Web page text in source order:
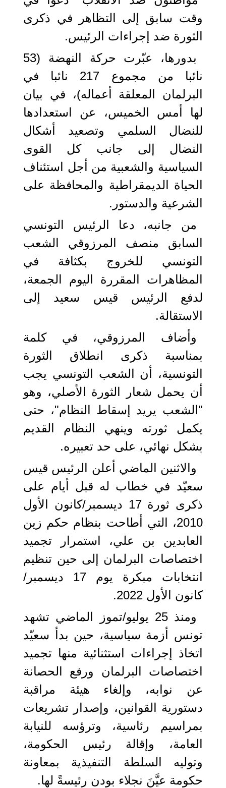
وقت سابق إلى التظاهر في ذكرى
الثورة ضد إجراءات الرئيس.
بدورها، عبّرت حركة النهضة (53
نائبا من مجموع 217 نائبا في
البرلمان المعلقة أعماله)، في بيان
لها أمس الخميس، عن استعدادها
للنضال السلمي وتصعيد أشكال
النضال إلى جانب كل القوى
السياسية والشعبية من أجل استئناف
الحياة الديمقراطية والمحافظة على
الشرعية والدستور.
من جانبه، دعا الرئيس التونسي
السابق منصف المرزوقي الشعب
التونسي للخروج بكثافة في
المظاهرات المقررة اليوم الجمعة،
لدفع الرئيس قيس سعيد إلى
الاستقالة.
وأضاف المرزوقي، في كلمة
بمناسبة ذكرى انطلاق الثورة
التونسية، أن الشعب التونسي يجب
أن يحمل شعار الثورة الأصلي، وهو
"الشعب يريد إسقاط النظام"، حتى
يكمل ثورته وينهي النظام القديم
بشكل نهائي، على حد تعبيره.
والاثنين الماضي أعلن الرئيس قيس
سعيّد في خطاب له قبل أيام على
ذكرى ثورة 17 ديسمبر/كانون الأول
2010، التي أطاحت بنظام حكم زين
العابدين بن علي، استمرار تجميد
اختصاصات البرلمان إلى حين تنظيم
انتخابات مبكرة يوم 17 ديسمبر/
كانون الأول 2022.
ومنذ 25 يوليو/تموز الماضي تشهد
تونس أزمة سياسية، حين بدأ سعيّد
اتخاذ إجراءات استثنائية منها تجميد
اختصاصات البرلمان ورفع الحصانة
عن نوابه، وإلغاء هيئة مراقبة
دستورية القوانين، وإصدار تشريعات
بمراسيم رئاسية، وترؤسه للنيابة
العامة، وإقالة رئيس الحكومة،
وتوليه السلطة التنفيذية بمعاونة
حكومة عيَّنَ نجلاء بودن رئيسةً لها.